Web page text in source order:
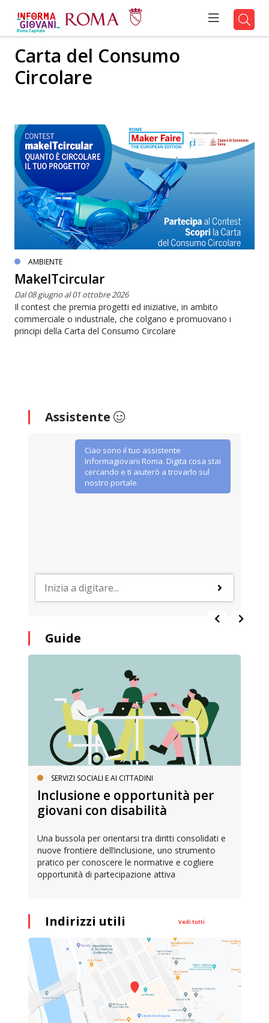
Carta del Consumo
Circolare
AMBIENTE
MakeITcircular
Dal 08 giugno al 01 ottobre 2026
Il contest che premia progetti ed iniziative, in ambito
commerciale o industriale, che colgano e promuovano i
principi della Carta del Consumo Circolare
Assistente
Ciao sono il tuo assistente
Informagiovani Roma. Digita cosa stai
cercando e ti aiuterò a trovarlo sul
nostro portale.
Guide
SERVIZI SOCIALI E AI CITTADINI
Inclusione e opportunità per
giovani con disabilità
Una bussola per orientarsi tra diritti consolidati e
nuove frontiere dell’inclusione, uno strumento
pratico per conoscere le normative e cogliere
opportunità di partecipazione attiva
Indirizzi utili Vedi tutti